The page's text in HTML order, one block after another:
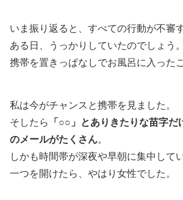
いま振り返ると、すべての行動が不審
ある日、うっかりしていたのでしょう。
携帯を置きっぱなしでお風呂に入った
私は今がチャンスと携帯を見ました。
そしたら
「○○」とありきたりな苗字だ
のメールがたくさん。
しかも時間帯が深夜や早朝に集中して
一つを開けたら、やはり女性でした。